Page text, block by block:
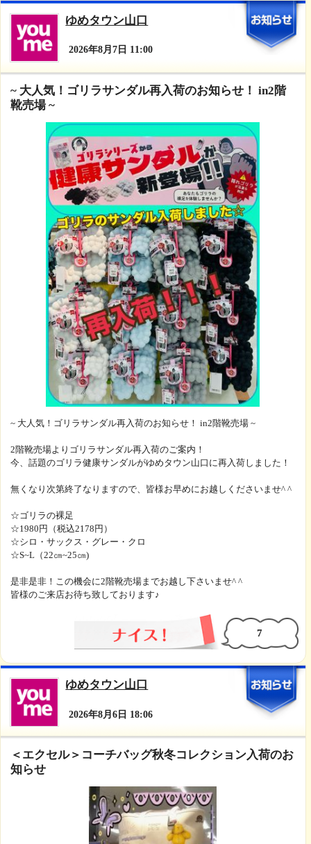
ゆめタウン山口
2026年8月7日 11:00
~ 大人気！ゴリラサンダル再入荷のお知らせ！ in2階
靴売場 ~
~ 大人気！ゴリラサンダル再入荷のお知らせ！ in2階靴売場 ~
今、話題のゴリラ健康サンダルがゆめタウン山口に再入荷しました！
無くなり次第終了なりますので、皆様お早めにお越しくださいませ^
☆ゴリラの裸足
☆シロ・サックス・グレー・クロ
☆S~L（22㎝~25㎝)
是非是非！この機会に2階靴売場までお越し下さいませ^ ^
皆様のご来店お待ち致しております♪
7
ゆめタウン山口
＜エクセル＞コーチバッグ秋冬コレクション入荷の